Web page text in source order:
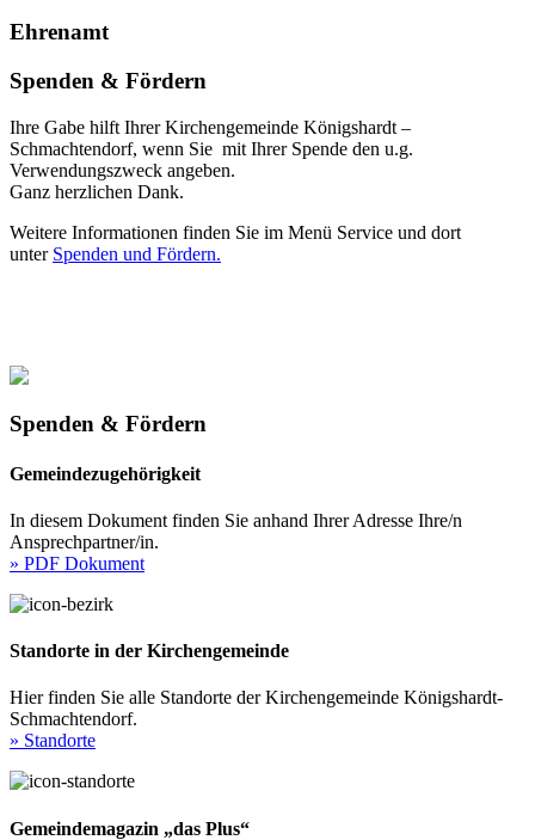
Ehrenamt
Spenden & Fördern
Ihre Gabe hilft Ihrer Kirchengemeinde Königshardt –
Schmachtendorf, wenn Sie mit Ihrer Spende den u.g.
Verwendungszweck angeben.
Ganz herzlichen Dank.
Weitere Informationen finden Sie im Menü Service und dort
unter Spenden und Fördern.
Spenden & Fördern
Gemeindezugehörigkeit
In diesem Dokument finden Sie anhand Ihrer Adresse Ihre/n
Ansprechpartner/in.
» PDF Dokument
Standorte in der Kirchengemeinde
Hier finden Sie alle Standorte der Kirchengemeinde Königshardt-
Schmachtendorf.
» Standorte
Gemeindemagazin „das Plus“